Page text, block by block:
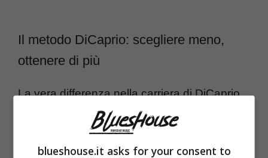
Il metodo DiCaprio: scegliere meno,
ottenere di più
La vera differenza nella carriera di DiCaprio
sta nelle scelte. Non accetta semplicemente
ruoli: li seleziona, li valuta e spesso li
blueshouse.it asks for your consent to